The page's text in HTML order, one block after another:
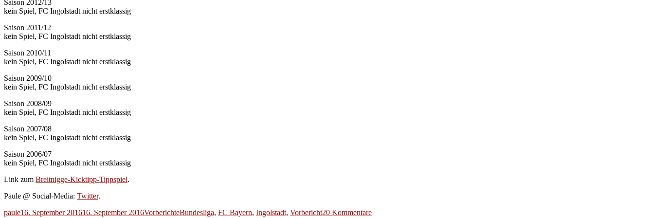
Saison 2012/13
kein Spiel, FC Ingolstadt nicht erstklassig
Saison 2011/12
kein Spiel, FC Ingolstadt nicht erstklassig
Saison 2010/11
kein Spiel, FC Ingolstadt nicht erstklassig
Saison 2009/10
kein Spiel, FC Ingolstadt nicht erstklassig
Saison 2008/09
kein Spiel, FC Ingolstadt nicht erstklassig
Saison 2007/08
kein Spiel, FC Ingolstadt nicht erstklassig
Saison 2006/07
kein Spiel, FC Ingolstadt nicht erstklassig
Link zum Breitnigge-Kicktipp-Tippspiel.
Paule @ Social-Media: Twitter.
Autor
pauleVeröffentlicht
16. September 201616. September 2016Kategorien
VorberichteSchlagwörter
Bundesliga, FC Bayern, Ingolstadt, Vorbericht20 Kommentarezu